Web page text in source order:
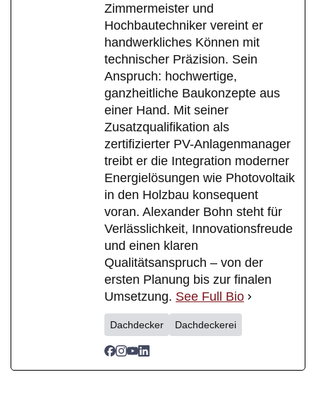
Zimmermeister und
Hochbautechniker vereint er
handwerkliches Können mit
technischer Präzision. Sein
Anspruch: hochwertige,
ganzheitliche Baukonzepte aus
einer Hand. Mit seiner
Zusatzqualifikation als
zertifizierter PV-Anlagenmanager
treibt er die Integration moderner
Energielösungen wie Photovoltaik
in den Holzbau konsequent
voran. Alexander Bohn steht für
Verlässlichkeit, Innovationsfreude
und einen klaren
Qualitätsanspruch – von der
ersten Planung bis zur finalen
Umsetzung. See Full Bio
Dachdecker Dachdeckerei